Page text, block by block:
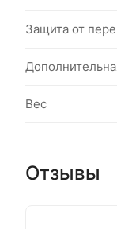
Защита от
Вес
Отзывы